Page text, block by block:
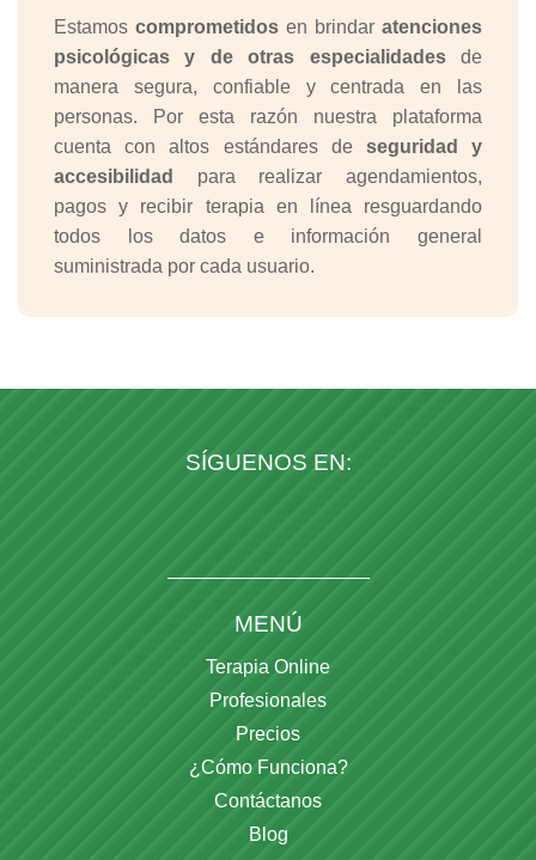
Estamos comprometidos en brindar atenciones
psicológicas y de otras especialidadesde
manera segura, confiable y centrada en las
personas. Por esta razón nuestra plataforma
cuenta con altos estándares de seguridad y
accesibilidad
para realizar agendamientos,
pagos y recibir terapia en línea resguardando
todos los datos e información general
suministrada por cada usuario.
SÍGUENOS EN:
MENÚ
Terapia Online
Profesionales
Precios
¿Cómo Funciona?
Contáctanos
Blog